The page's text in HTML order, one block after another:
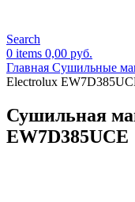
Search
0 items 0,00 руб.
Главная Сушильные
Electrolux
Сушильная
EW7D385UCE